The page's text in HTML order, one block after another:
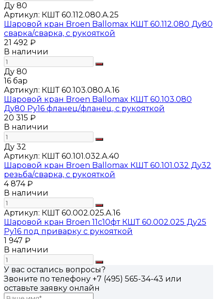
Ду 80
Артикул: КШТ 60.112.080.А.25
Шаровой кран Broen Ballomax КШТ 60.112.080 Ду80
сварка/сварка, с рукояткой
21 492 ₽
В наличии
Ду 80
16 бар
Артикул: КШТ 60.103.080.А.16
Шаровой кран Broen Ballomax КШТ 60.103.080
Ду80 Ру16 фланец/фланец, с рукояткой
20 315 ₽
В наличии
Ду 32
Артикул: КШТ 60.101.032.А.40
Шаровой кран Broen Ballomax КШТ 60.101.032 Ду32
резьба/сварка, с рукояткой
4 874 ₽
В наличии
Артикул: КШТ 60.002.025.А.16
Шаровой кран Broen 11с10фт КШТ 60.002.025 Ду25
Ру16 под приварку с рукояткой
1 947 ₽
В наличии
У вас остались вопросы?
Звоните по телефону +7 (495) 565-34-43 или
оставьте заявку онлайн